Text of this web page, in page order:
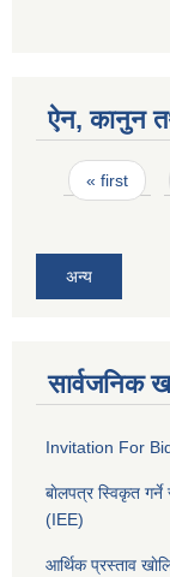
ऐन, कानुन
Pages
« first
अन्य
सार्वजनिक
Invitation For
बाेलपत्र स्विकृत गर्ने
(IEE)
आर्थिक प्रस्ताव